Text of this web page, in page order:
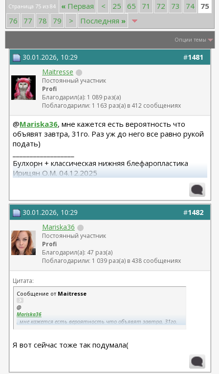
Страница 75 из 84 « Первая < 25 65 71 72 73 74
75
76
77 78 79 > Последняя »
Опции темы
#1481
30.01.2026, 10:29
Maitresse
Постоянный участник
Profi
Благодарил(а): 1 089 раз(а)
Поблагодарили: 1 163 раз(а) в 412 сообщениях
@Mariska36, мне кажется есть вероятность что
объявят завтра, 31го. Раз уж до него все равно рукой
подать)
Булхорн + классическая нижняя блефаропластика
Ирицян О.М. 04.12.2025
Расширенная абдоминопластика + липосакция 360 +
липофилинг средней трети лица Назоев К.В.
22.04.2026
#1482
30.01.2026, 10:29
Mariska36
Постоянный участник
Profi
Благодарил(а): 47 раз(а)
Поблагодарили: 1 039 раз(а) в 438 сообщениях
Цитата:
Сообщение от Maitresse
@
Mariska36
, мне кажется есть вероятность что объявят завтра, 31го.
Я вот сейчас тоже так подумала(